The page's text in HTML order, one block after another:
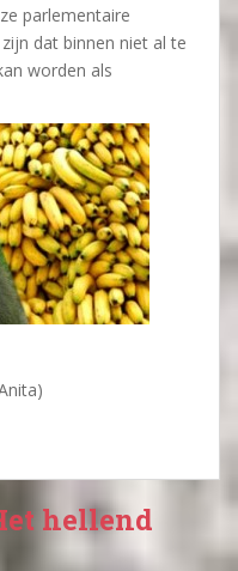
parlementaire
dat binnen niet al te
worden als
hellend